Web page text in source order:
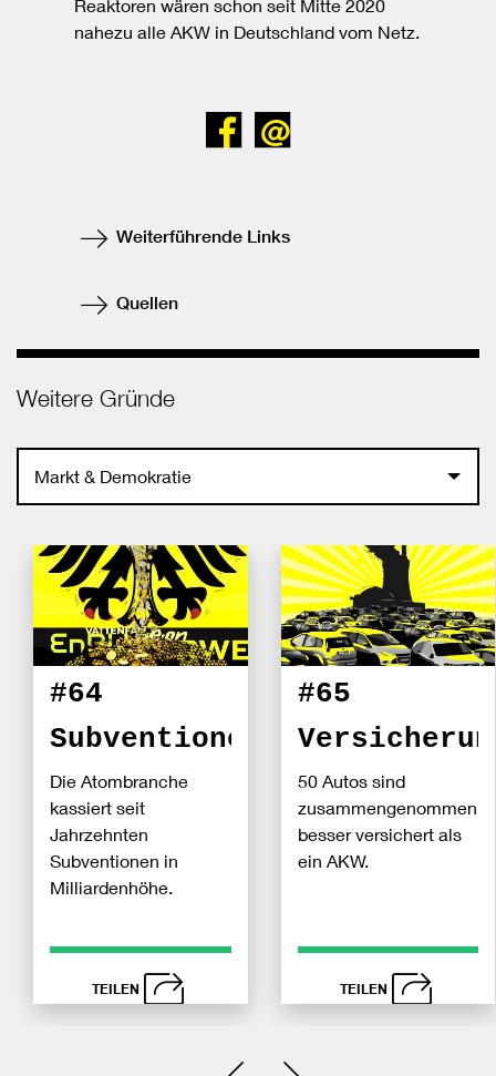
Reaktoren wären schon seit Mitte 2020
nahezu alle AKW in Deutschland vom Netz.
Bei
teilen
Senden
Weiterführende Links
Quellen
Weitere Gründe
Markt & Demokratie
#64
Subventionen
Die Atombranche
kassiert seit
Jahrzehnten
Subventionen in
Milliardenhöhe.
TEILEN
#65
50 Autos sind
zusammengenommen
besser versichert als
ein AKW.
TEILEN